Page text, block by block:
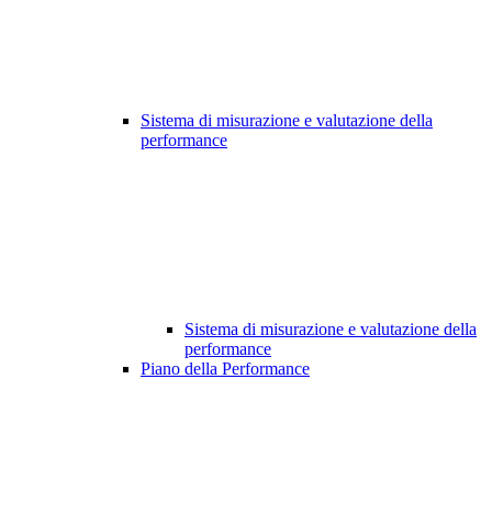
Sistema di misurazione e valutazione della
performance
Sistema di misurazione e valutazione della
performance
Piano della Performance